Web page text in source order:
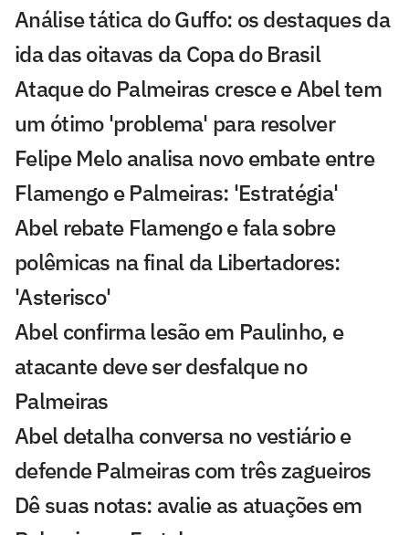
Análise tática do Guffo: os destaques da
ida das oitavas da Copa do Brasil
Ataque do Palmeiras cresce e Abel tem
um ótimo 'problema' para resolver
Felipe Melo analisa novo embate entre
Flamengo e Palmeiras: 'Estratégia'
Abel rebate Flamengo e fala sobre
polêmicas na final da Libertadores:
'Asterisco'
Abel confirma lesão em Paulinho, e
atacante deve ser desfalque no
Palmeiras
Abel detalha conversa no vestiário e
defende Palmeiras com três zagueiros
Dê suas notas: avalie as atuações em